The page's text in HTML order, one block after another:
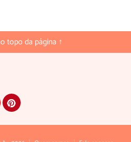
topo da página ↑